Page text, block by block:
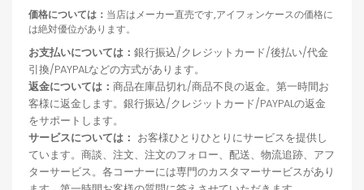
価格については： 当店はメーカー直売です,アイフォンケースの価格に
は絶対優位があります。
お支払いについては： 銀行振込/クレジットカード/後払い/代金
引換/PAYPALなどの方式があります。
返金については： 商品在庫品切れ/商品不良の返金。第一時間お
客様に返金します。銀行振込/クレジットカード/PAYPALの返金
をサポートします。
サービスについては： お客様ひとりひとりにサービスを提供し
ています。商談、注文、注文のフォロー、配送、物流追跡、アフ
ターサービス。各コーナーには専門のカスタマーサービスがあり